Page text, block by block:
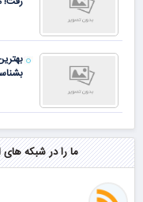
ما را در شبکه های